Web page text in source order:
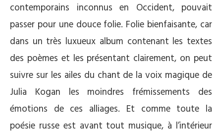
contemporains inconnus en Occident, pouvait
passer pour une douce folie. Folie bienfaisante, car
dans un très luxueux album contenant les textes
des poèmes et les présentant clairement, on peut
suivre sur les ailes du chant de la voix magique de
Julia Kogan les moindres frémissements des
émotions de ces alliages. Et comme toute la
poésie russe est avant tout musique, à l’intérieur